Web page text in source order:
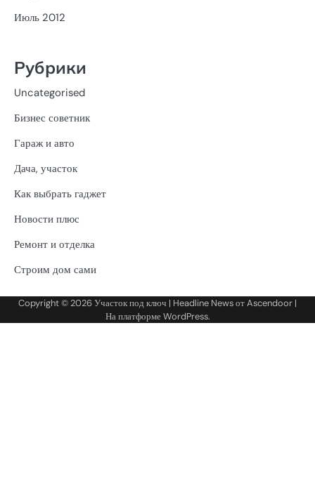
Июль 2012
Рубрики
Uncategorised
Бизнес советник
Гараж и авто
Дача, участок
Как выбрать гаджет
Новости плюс
Ремонт и отделка
Строим дом сами
Copyright © 2026Участок под ключ | Headline News отAscendoor |
На платформеWordPress.